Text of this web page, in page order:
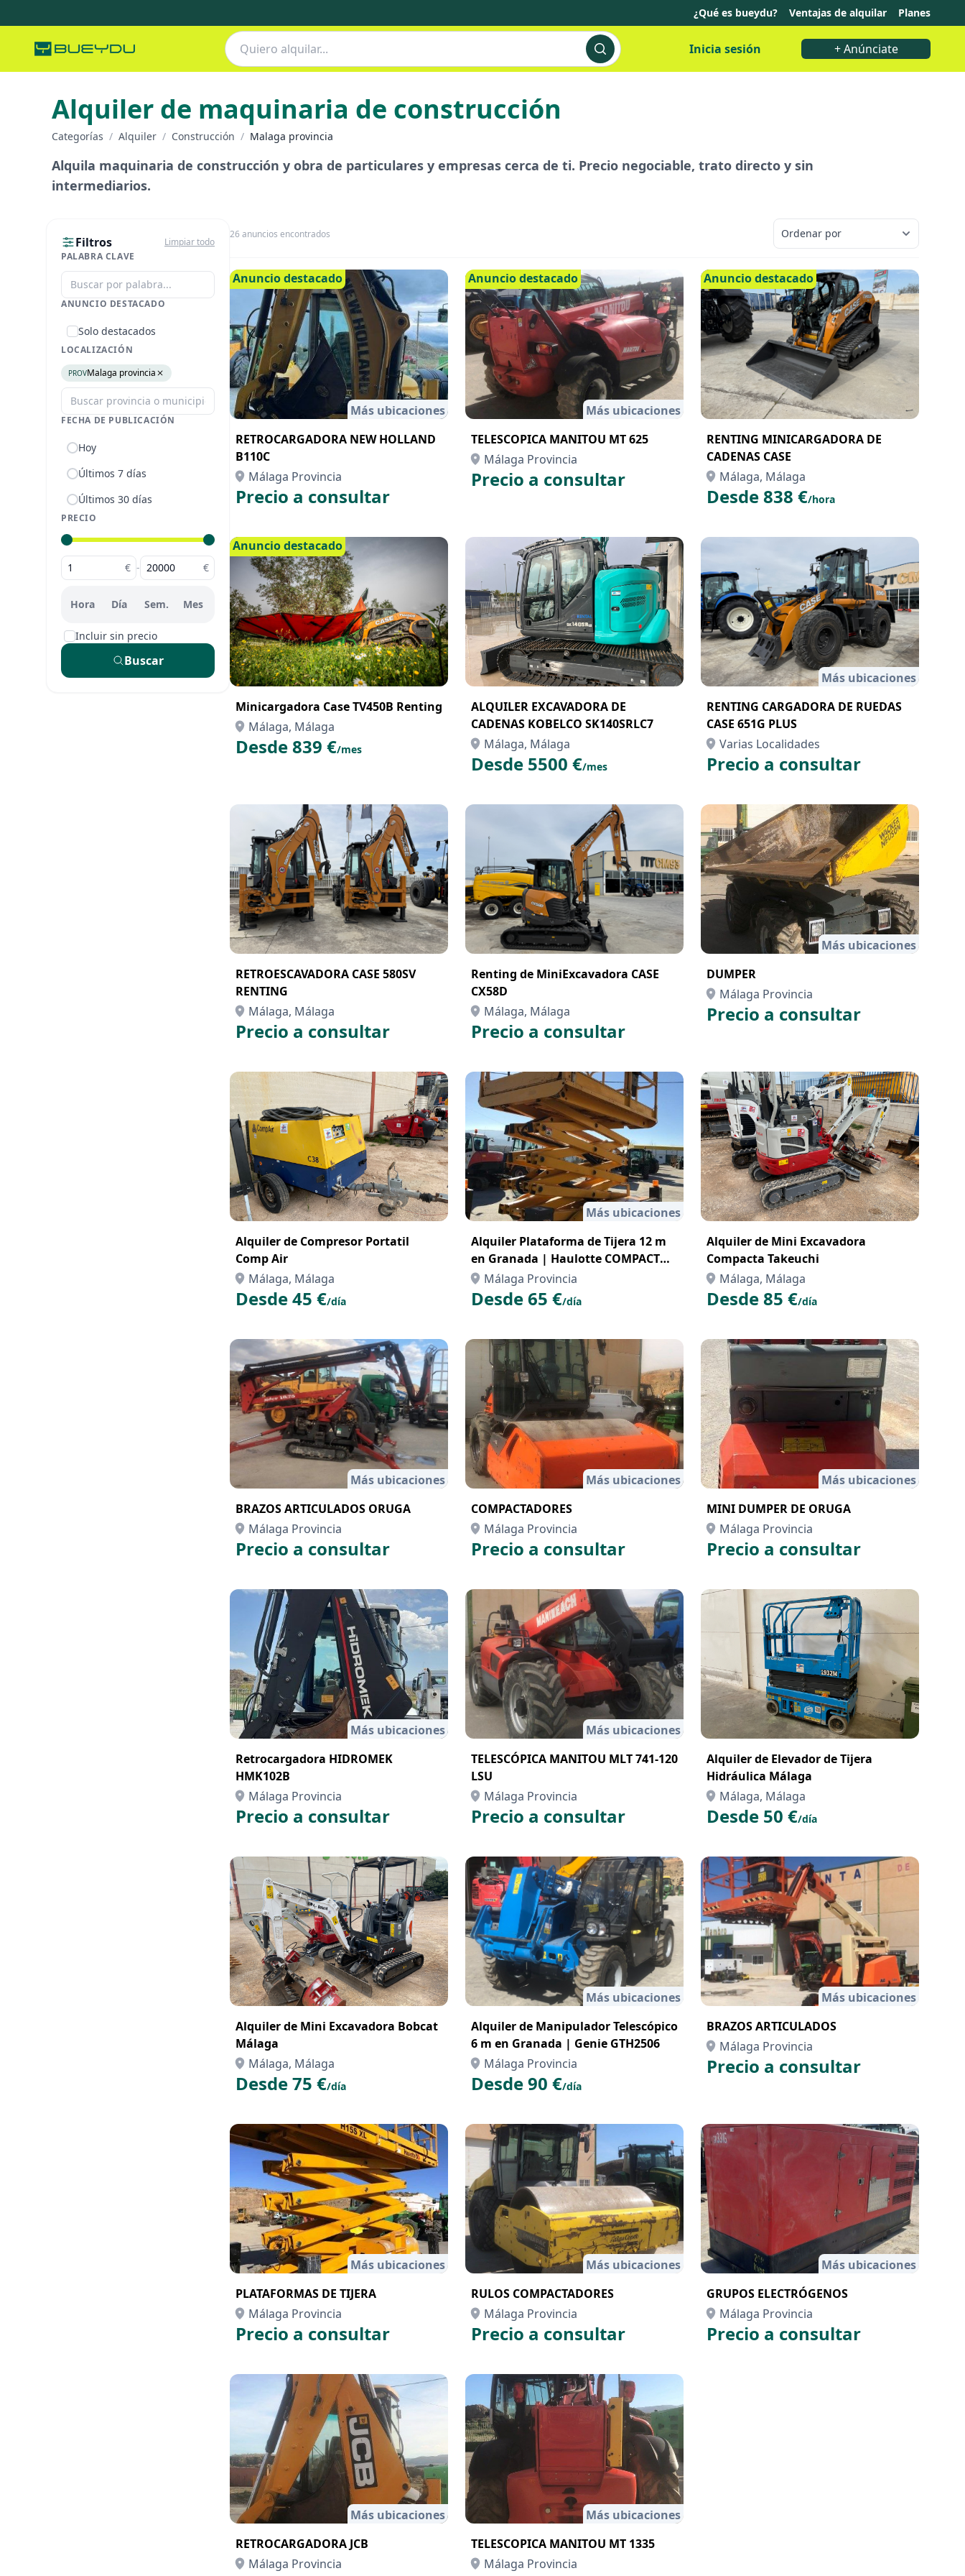
¿Qué es bueydu? Ventajas de alquilar Planes
Inicia sesión + Anúnciate
Alquiler de maquinaria de construcción
Categorías / Alquiler / Construcción / Malaga provincia
Alquila maquinaria de construcción y obra de particulares y empresas cerca de ti. Precio negociable, trato directo y sin
intermediarios.
Filtros
Limpiar todo
PALABRA CLAVE
ANUNCIO DESTACADO
Solo destacados
LOCALIZACIÓN
PROVMalaga provincia
FECHA DE PUBLICACIÓN
Hoy
Últimos 7 días
Últimos 30 días
PRECIO
€ - €
Hora Día Sem. Mes
Incluir sin precio
Buscar
26anuncios encontrados
Anuncio destacado
Más ubicaciones
RETROCARGADORA NEW HOLLAND
B110C
Málaga Provincia
Precio a consultar
Anuncio destacado
Más ubicaciones
TELESCOPICA MANITOU MT 625
Málaga Provincia
Precio a consultar
Anuncio destacado
RENTING MINICARGADORA DE
CADENAS CASE
Málaga, Málaga
Desde 838 €/hora
Anuncio destacado
Minicargadora Case TV450B Renting
Málaga, Málaga
Desde 839 €/mes
ALQUILER EXCAVADORA DE
CADENAS KOBELCO SK140SRLC7
Málaga, Málaga
Desde 5500 €/mes
Más ubicaciones
RENTING CARGADORA DE RUEDAS
CASE 651G PLUS
Varias Localidades
Precio a consultar
RETROESCAVADORA CASE 580SV
RENTING
Málaga, Málaga
Precio a consultar
Renting de MiniExcavadora CASE
CX58D
Málaga, Málaga
Precio a consultar
Más ubicaciones
DUMPER
Málaga Provincia
Precio a consultar
Alquiler de Compresor Portatil
Comp Air
Málaga, Málaga
Desde 45 €/día
Más ubicaciones
Alquiler Plataforma de Tijera 12 m
en Granada | Haulotte COMPACT
12DXMálaga Provincia
Desde 65 €/día
Alquiler de Mini Excavadora
Compacta Takeuchi
Málaga, Málaga
Desde 85 €/día
Más ubicaciones
BRAZOS ARTICULADOS ORUGA
Málaga Provincia
Precio a consultar
Más ubicaciones
COMPACTADORES
Málaga Provincia
Precio a consultar
Más ubicaciones
MINI DUMPER DE ORUGA
Málaga Provincia
Precio a consultar
Más ubicaciones
Retrocargadora HIDROMEK
HMK102B
Málaga Provincia
Precio a consultar
Más ubicaciones
TELESCÓPICA MANITOU MLT 741-120
LSU
Málaga Provincia
Precio a consultar
Alquiler de Elevador de Tijera
Hidráulica Málaga
Málaga, Málaga
Desde 50 €/día
Alquiler de Mini Excavadora Bobcat
Málaga
Málaga, Málaga
Desde 75 €/día
Más ubicaciones
Alquiler de Manipulador Telescópico
6 m en Granada | Genie GTH2506
Málaga Provincia
Desde 90 €/día
Más ubicaciones
BRAZOS ARTICULADOS
Málaga Provincia
Precio a consultar
Más ubicaciones
PLATAFORMAS DE TIJERA
Málaga Provincia
Precio a consultar
Más ubicaciones
RULOS COMPACTADORES
Málaga Provincia
Precio a consultar
Más ubicaciones
GRUPOS ELECTRÓGENOS
Málaga Provincia
Precio a consultar
Más ubicaciones
RETROCARGADORA JCB
Málaga Provincia
Más ubicaciones
TELESCOPICA MANITOU MT 1335
Málaga Provincia